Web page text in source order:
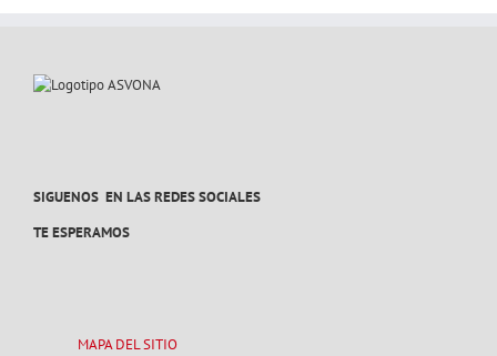
SIGUENOS EN LAS REDES SOCIALES
TE ESPERAMOS
MAPA DEL SITIO